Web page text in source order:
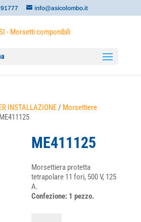
info@asicolombo.it
INSTALLAZIONE/ Morsettiere
ME411125
Morsettiera protetta
tetrapolare 11 fori, 500 V, 125
A.
Confezione: 1 pezzo.